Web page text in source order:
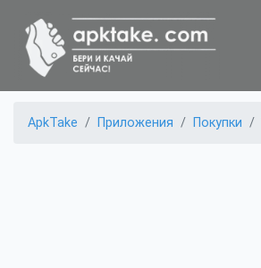
ApkTake Приложения Покупки